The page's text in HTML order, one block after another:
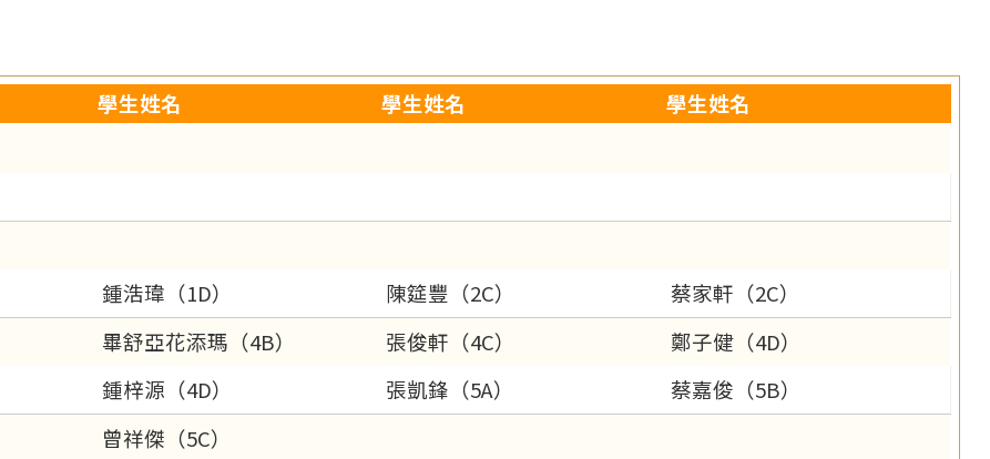
學生姓名 學生姓名
學生姓名
鍾浩瑋（1D） 陳筵豐（2C）
蔡家軒（2C）
畢舒亞花添瑪（4B） 張俊軒（4C）
鄭子健（4D）
鍾梓源（4D） 張凱鋒（5A）
蔡嘉俊（5B）
曾祥傑（5C）